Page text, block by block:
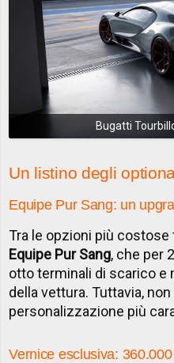
Bugatti
Un listino degli
Equipe Pur Sang: un
Tra le opzioni più
Equipe Pur Sang, che per
otto terminali di scarico e
della vettura. Tuttavia,
personalizzazione più
Vernice esclusiva: